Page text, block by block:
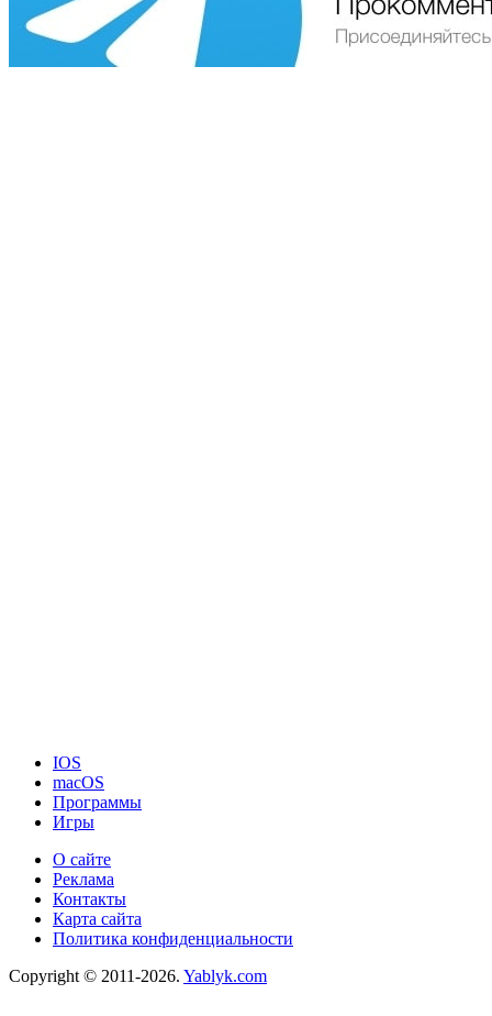
IOS
macOS
Программы
Игры
О сайте
Реклама
Контакты
Карта сайта
Политика конфиденциальности
Copyright © 2011-2026. Yablyk.сom